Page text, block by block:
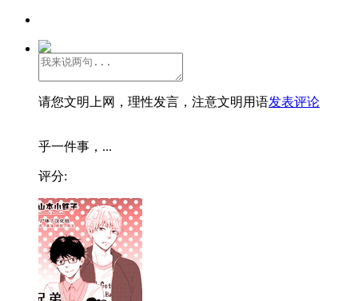
请您文明上网，理性发言，注意文明用语发表评论
乎一件事，...
评分: